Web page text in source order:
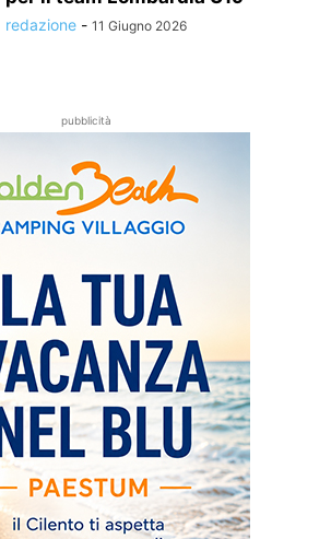
redazione - 11 Giugno 2026
pubblicità